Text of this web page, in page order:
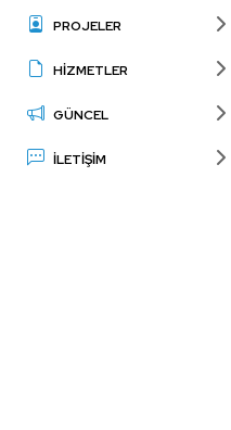
PROJELER
HİZMETLER
GÜNCEL
İLETİŞİM